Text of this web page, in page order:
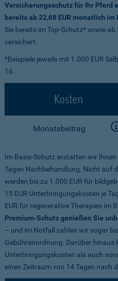
Versicherungsschutz für Ihr Pferd
bereits ab 22,68 EUR monatlich
Sie bereits im Top-Schutz* sowie
versichert.
*Beispiele jeweils mit 1.000 EUR
16.
Kosten
Monatsbeitrag
Im Basis-Schutz erstatten wir Ihnen
Tagen Nachbehandlung. Nicht auf
werden bis zu 1.000 EUR für
15 EUR Unterbringungskosten je
EUR für regenerative Therapien im
Premium-Schutz genießen Sie
– und im Notfall zahlen wir sogar
Gebührenordnung. Darüber
Unterbringungskosten als auch
einen Zeitraum von 14 Tagen nach